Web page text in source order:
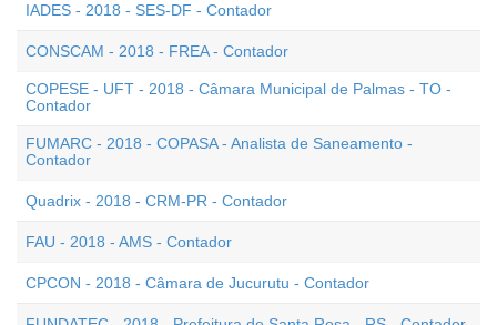
IADES - 2018 - SES-DF - Contador
CONSCAM - 2018 - FREA - Contador
COPESE - UFT - 2018 - Câmara Municipal de Palmas - TO -
Contador
FUMARC - 2018 - COPASA - Analista de Saneamento -
Contador
Quadrix - 2018 - CRM-PR - Contador
FAU - 2018 - AMS - Contador
CPCON - 2018 - Câmara de Jucurutu - Contador